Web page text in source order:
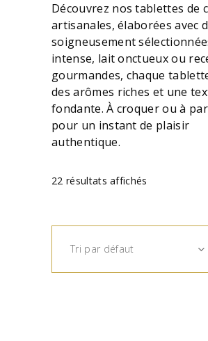
Découvrez nos tablettes de
artisanales, élaborées avec
soigneusement
intense, lait onctueux ou
gourmandes, chaque
des arômes riches et une
fondante. À croquer ou à
pour un instant de plaisir
authentique.
22 résultats affichés
Tri par défaut